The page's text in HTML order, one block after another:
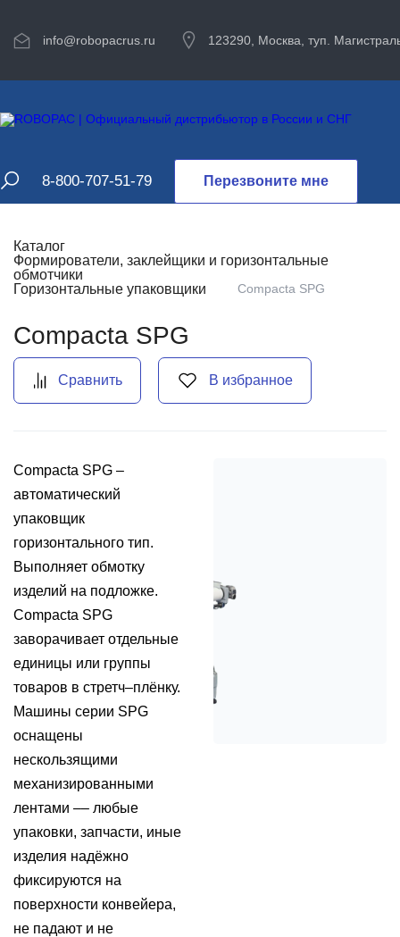
info@robopacrus.ru 123290, Москва, туп.
8-800-707-51-79 Перезвоните мне
Каталог
Формирователи, заклейщики и горизонтальные
обмотчики
Горизонтальные упаковщики
Compacta SPG
Compacta SPG
Сравнить В избранное
Compacta SPG –
автоматический
упаковщик
горизонтального тип.
Выполняет обмотку
изделий на подложке.
Compacta SPG
заворачивает отдельные
единицы или группы
товаров в стретч–плёнку.
Машины серии SPG
оснащены
нескользящими
механизированными
лентами –– любые
упаковки, запчасти, иные
изделия надёжно
фиксируются на
поверхности конвейера,
не падают и не